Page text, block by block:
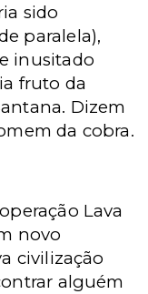
sido
paralela),
inusitado
fruto da
Dizem
da cobra.
Lava
novo
civilização
alguém